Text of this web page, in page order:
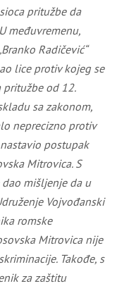
pritužbe da
međuvremenu,
Radičević“
lice protiv kojeg se
od 12.
sa zakonom,
neprecizno protiv
postupak
Mitrovica. S
mišljenje da u
Vojvođanski
romske
Mitrovica nije
Takođe, s
za zaštitu